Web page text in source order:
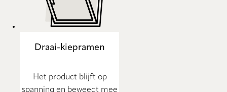
Draai-kiepramen
Het product blijft op
spanning en beweegt mee